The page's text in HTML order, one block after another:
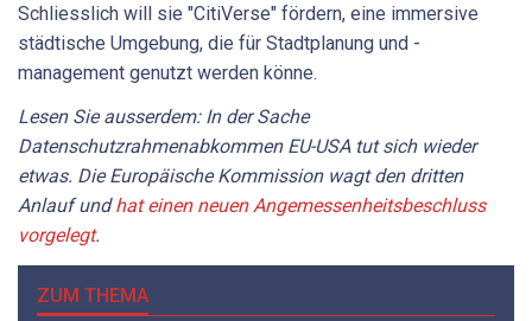
Schliesslich will sie "CitiVerse" fördern, eine immersive
städtische Umgebung, die für Stadtplanung und -
management genutzt werden könne.
Lesen Sie ausserdem: In der Sache
DatenschutzrahmenabkommenEU-USA tut sich wieder
etwas. Die Europäische Kommission wagt den dritten
Anlauf undhat einen neuen Angemessenheitsbeschluss
vorgelegt.
ZUM THEMA